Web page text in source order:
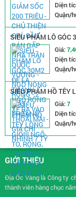
Diện
Quận/
SIÊU PHẨM LÔ GÓC
VÀO THOẢI MÁI - GIÁ
Giá:
Diện
Quận/
SIÊU PHẨM HỒ TÊY
PHỐ, GẦN Ô TÔGiá:7
Diện
Quận/
GIỚI THIỆU
Địa Ốc Vàng là Công ty
thành viên hàng chục